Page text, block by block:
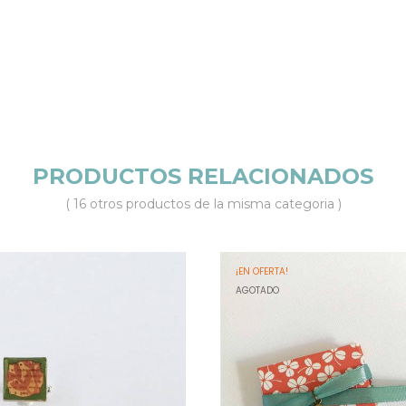
PRODUCTOS RELACIONADOS
( 16 otros productos de la misma categoria )
¡EN OFERTA!
AGOTADO